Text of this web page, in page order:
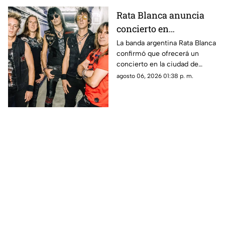
Rata Blanca anuncia
concierto en
Chihuahua capital:
confirman fecha
La banda argentina Rata Blanca
confirmó que ofrecerá un
concierto en la ciudad de
Chihuahua como parte de su
agosto 06, 2026 01:38 p. m.